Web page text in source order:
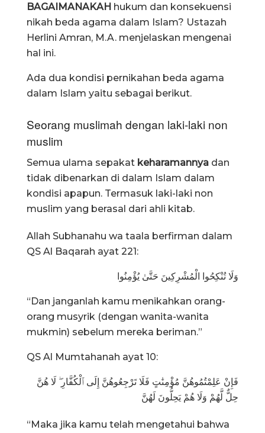
BAGAIMANAKAH hukum dan konsekuensi
nikah beda agama dalam Islam? Ustazah
Herlini Amran, M.A. menjelaskan mengenai
hal ini.
Ada dua kondisi pernikahan beda agama
dalam Islam yaitu sebagai berikut.
Seorang muslimah dengan laki-laki non
muslim
Semua ulama sepakat keharamannya dan
tidak dibenarkan di dalam Islam dalam
kondisi apapun. Termasuk laki-laki non
muslim yang berasal dari ahli kitab.
Allah Subhanahu wa taala berfirman dalam
QS Al Baqarah ayat 221:
وَلَا تُنْكِحُوا الْمُشْرِكِينَ حَتَّىٰ يُؤْمِنُوا
“Dan janganlah kamu menikahkan orang-
orang musyrik (dengan wanita-wanita
mukmin) sebelum mereka beriman.”
QS Al Mumtahanah ayat 10:
فَإِنْ عَلِمْتُمُوهُنَّ مُؤْمِنَٰتٍ فَلَا تَرْجِعُوهُنَّ إِلَى ٱلْكُفَّارِ ۖ لَا هُنَّ
حِلٌّ لَّهُمْ وَلَا هُمْ يَحِلُّونَ لَهُنَّ
“Maka jika kamu telah mengetahui bahwa